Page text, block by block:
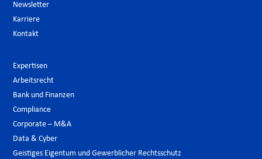
Newsletter
Karriere
Kontakt
Expertisen
Arbeitsrecht
Bank und Finanzen
Compliance
Corporate – M&A
Data & Cyber
Geistiges Eigentum und Gewerblicher Rechtsschutz